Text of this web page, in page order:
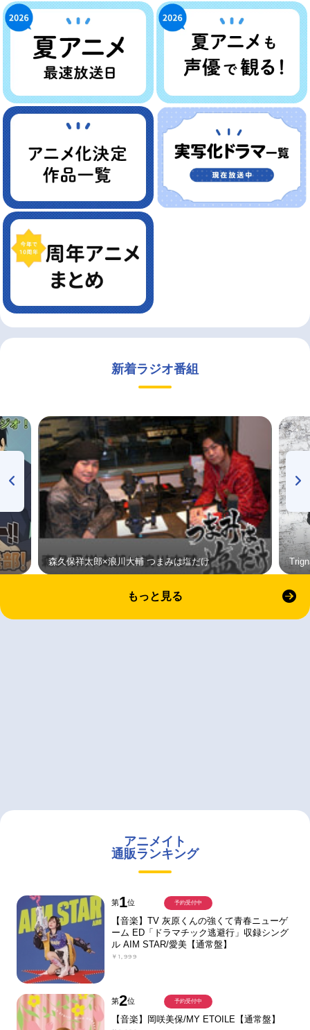
新着ラジオ番組
森久保祥太郎×浪川大輔 つまみは塩だけ
もっと見る
アニメイト
通販ランキング
第1位
【音楽】TV 灰原くんの強くて青春ニューゲ
ーム ED「ドラマチック逃避行」収録シング
ル AIM STAR/愛美【通常盤】
￥1,999
予約受付中
第2位
【音楽】岡咲美保/MY ETOILE【通常盤】
予約受付中